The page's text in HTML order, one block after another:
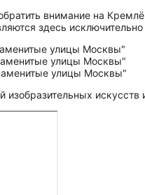
внимание на
здесь
изобразительных